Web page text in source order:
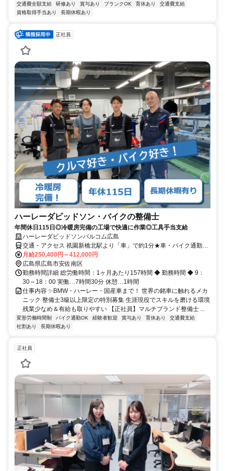
交通費全額支給
研修あり 賞与あり ブランクOK 育休あり
交通費支給
資格取得手当あり
長期休暇あり
正社員
ハーレーダビッドソン・バイクの整備士
年間休日115日◎冷暖房完備の工場で快適に作業◎工具手当支給
ハーレーダビッドソンバルコム広島
交通・アクセス 祇園新橋北駅より「車」で約1分★車・バイク通勤
OK
月給250,400円～412,000円
広島県広島市安佐南区
勤務時間詳細 総労働時間：1ヶ月あたり157時間 ◆ 勤務時間 ◆ 9：
30～18：00 実働…7時間30分 休憩…1時間
仕事内容 ✨BMW・ハーレー・国産車まで！ 世界の銘車に触れるメカ
ニック 整備士3級以上限定の特別募集 生涯現役でスキルを磨ける環境
残業少なめ＆有給も取りやすい 【正社員】マルチブランド整備士 ...
変形労働時間制 バイク通勤OK 経験者歓迎 賞与あり 育休あり
交通費支給
社割あり
長期休暇あり
正社員